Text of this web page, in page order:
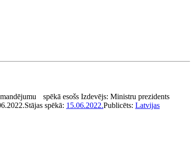
spēkā esošs Izdevējs: Ministru prezidents
Stājas spēkā: 15.06.2022.Publicēts: Latvijas